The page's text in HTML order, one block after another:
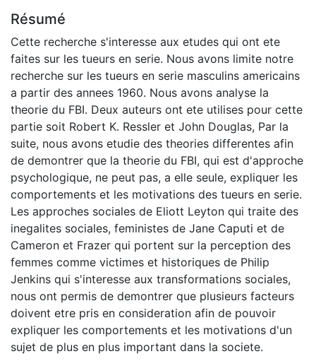
Résumé
Cette recherche s'interesse aux etudes qui ont ete
faites sur les tueurs en serie. Nous avons limite notre
recherche sur les tueurs en serie masculins americains
a partir des annees 1960. Nous avons analyse la
theorie du FBI. Deux auteurs ont ete utilises pour cette
partie soit Robert K. Ressler et John Douglas, Par la
suite, nous avons etudie des theories differentes afin
de demontrer que la theorie du FBI, qui est d'approche
psychologique, ne peut pas, a elle seule, expliquer les
comportements et les motivations des tueurs en serie.
Les approches sociales de Eliott Leyton qui traite des
inegalites sociales, feministes de Jane Caputi et de
Cameron et Frazer qui portent sur la perception des
femmes comme victimes et historiques de Philip
Jenkins qui s'interesse aux transformations sociales,
nous ont permis de demontrer que plusieurs facteurs
doivent etre pris en consideration afin de pouvoir
expliquer les comportements et les motivations d'un
sujet de plus en plus important dans la societe.